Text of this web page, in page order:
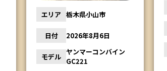
松本農機 播種機